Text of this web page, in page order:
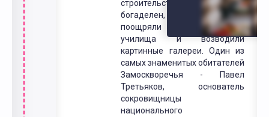
строительство храмов,
богаделен, приютов,
поощряли таланты, строили
училища и возводили
картинные галереи. Один из
самых знаменитых обитателей
Замоскворечья - Павел
Третьяков, основатель
сокровищницы
национального